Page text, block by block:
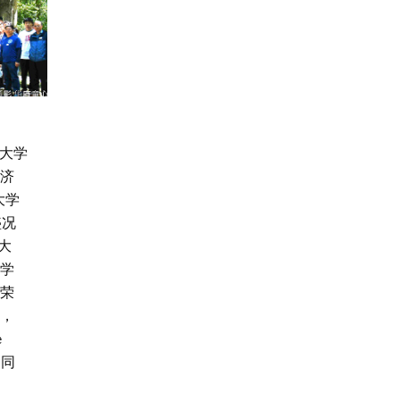
学
学